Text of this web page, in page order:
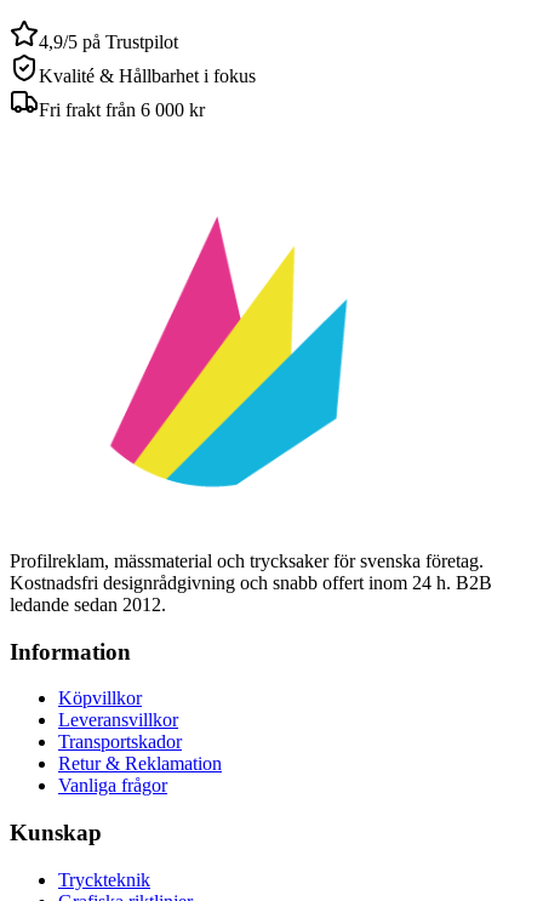
4,9/5 på Trustpilot
Kvalité & Hållbarhet i fokus
Fri frakt från 6 000 kr
Profilreklam, mässmaterial och trycksaker för svenska företag.
Kostnadsfri designrådgivning och snabb offert inom 24 h. B2B
ledande sedan 2012.
Information
Köpvillkor
Leveransvillkor
Transportskador
Retur & Reklamation
Vanliga frågor
Kunskap
Tryckteknik